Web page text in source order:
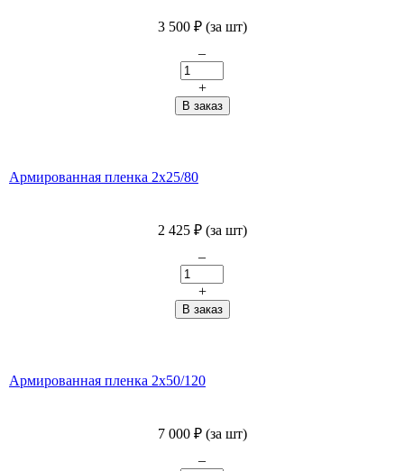
3 500 ₽ (за шт)
–
+
Армированная пленка 2х25/80
2 425 ₽ (за шт)
–
+
Армированная пленка 2х50/120
7 000 ₽ (за шт)
–